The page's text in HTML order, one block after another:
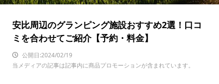
安比周辺のグランピング施設おすすめ2選！口コ
ミを合わせてご紹介【予約・料金】
公開日:2024/02/19
当メディアの記事は記事内に商品プロモーションが含まれています。